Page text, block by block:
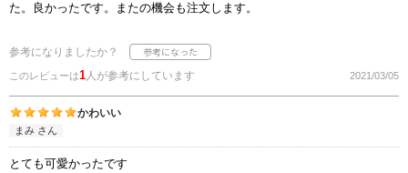
た。良かったです。またの機会も注文します。
参考になりましたか？
このレビューは1人が参考にしています 2021/03/05
かわいい
まみ さん
とても可愛かったです